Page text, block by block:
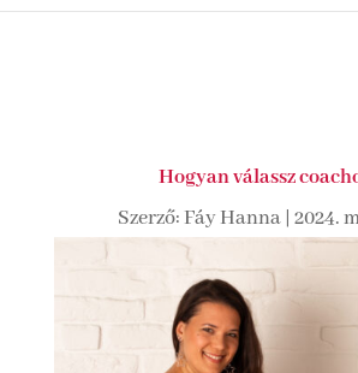
Hogyan válassz
Szerző:Fáy Hanna| 2024.